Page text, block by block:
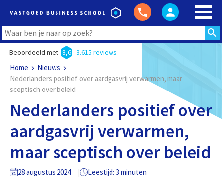
Beoordeeld met 8,6 3.615 reviews
Home
Nieuws
Nederlanders positief over aardgasvrij verwarmen, maar
sceptisch over beleid
Nederlanders positief over
aardgasvrij verwarmen,
maar sceptisch over beleid
28 augustus 2024 Leestijd: 3 minuten